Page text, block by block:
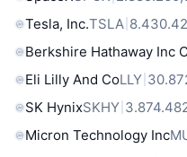
Tesla, Inc.TSLA
Berkshire Hathaway Inc
Eli Lilly And CoLLY
SK HynixSKHY
Micron Technology Inc